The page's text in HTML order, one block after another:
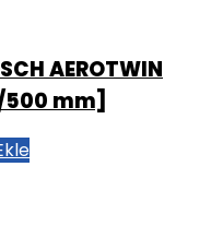
AEROTWIN
500 mm]